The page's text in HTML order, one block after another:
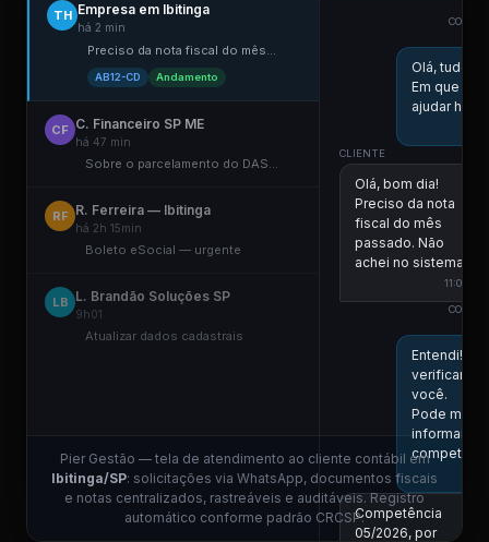
TH Empresa em Ibitinga
há 2 min
Preciso da nota fiscal do mês...
AB12-CD Andamento
CF C. Financeiro SP ME
há 47 min
Sobre o parcelamento do DAS...
RF R. Ferreira — Ibitinga
há 2h 15min
Boleto eSocial — urgente
LB L. Brandão Soluções SP
9h01
Atualizar dados cadastrais
Olá, tudo
Em que
ajudar hoje?
CLIENTE
Olá, bom dia!
Preciso da nota
fiscal do mês
passado. Não
achei no sistema.
11:00
Entendi! Vou
verificar
você.
Pode me
informar a
Competência
05/2026, por
Pier Gestão — tela de atendimento ao cliente contábil em
Ibitinga/SP: solicitações via WhatsApp, documentos fiscais
e notas centralizados, rastreáveis e auditáveis. Registro
automático conforme padrão CRCSP.